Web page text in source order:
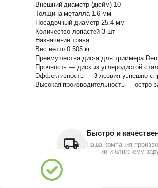
Внешний диаметр (дюйм) 10
Толщина металла 1.6 мм
Посадочный диаметр 25.4 мм
Количество лопастей 3 шт
Назначение трава
Вес нетто 0.505 кг
Преимущества диска для триммера
Прочность — диск из углеродистой
Эффективность — 3 лезвия успешно
Высокая производительность — остро
Быстро и
Наша компания
России и ближнему